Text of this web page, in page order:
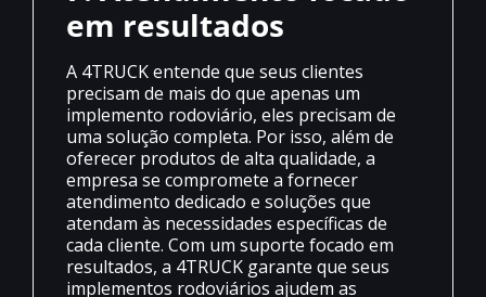
em resultados
A 4TRUCK entende que seus clientes
precisam de mais do que apenas um
implemento rodoviário, eles precisam de
uma solução completa. Por isso, além de
oferecer produtos de alta qualidade, a
empresa se compromete a fornecer
atendimento dedicado e soluções que
atendam às necessidades específicas de
cada cliente. Com um suporte focado em
resultados, a 4TRUCK garante que seus
implementos rodoviários ajudem as